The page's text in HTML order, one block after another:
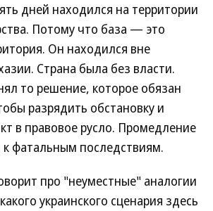
дней находился на территории
Потому что база — это
Он находился вне
Страна была без власти.
то решение, которое обязан
разрядить обстановку и
в правовое русло. Промедление
к фатальным последствиям.
про "неуместные" аналогии
украинского сценария здесь